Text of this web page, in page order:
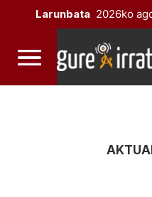
Larunbata 2026ko